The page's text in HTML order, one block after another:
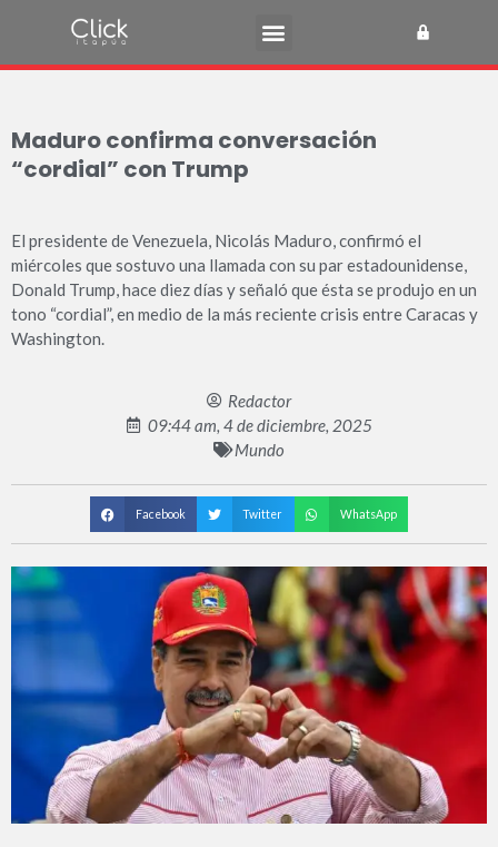
Maduro confirma conversación
“cordial” con Trump
El presidente de Venezuela, Nicolás Maduro, confirmó el
miércoles que sostuvo una llamada con su par estadounidense,
Donald Trump, hace diez días y señaló que ésta se produjo en un
tono “cordial”, en medio de la más reciente crisis entre Caracas y
Washington.
Redactor
09:44 am, 4 de diciembre, 2025
Mundo
Facebook Twitter WhatsApp